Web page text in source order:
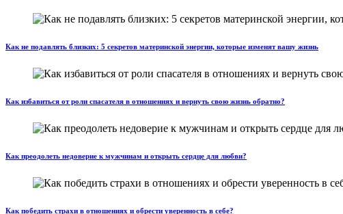
Как не подавлять близких: 5 секретов материнской энергии, которые изменят вашу жизнь
Как избавиться от роли спасателя в отношениях и вернуть свою жизнь обратно?
Как преодолеть недоверие к мужчинам и открыть сердце для любви?
Как победить страхи в отношениях и обрести уверенность в себе?